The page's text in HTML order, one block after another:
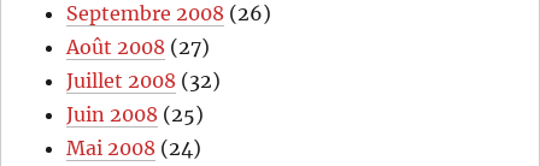
Septembre 2008 (26)
Août 2008 (27)
Juillet 2008 (32)
Juin 2008 (25)
Mai 2008 (24)